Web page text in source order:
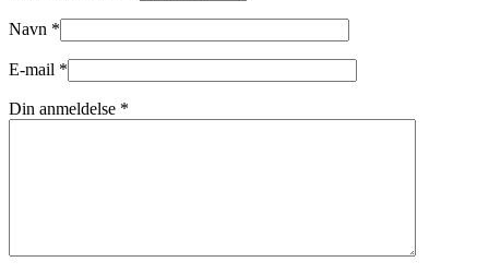
Navn *
E-mail *
Din anmeldelse *